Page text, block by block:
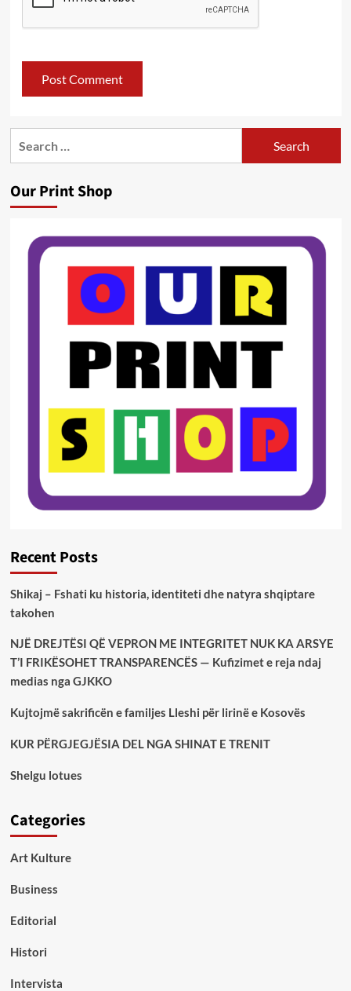
Our Print Shop
Recent Posts
Shikaj – Fshati ku historia, identiteti dhe natyra shqiptare
takohen
NJË DREJTËSI QË VEPRON ME INTEGRITET NUK KA ARSYE
T’I FRIKËSOHET TRANSPARENCËS — Kufizimet e reja ndaj
medias nga GJKKO
Kujtojmë sakrificën e familjes Lleshi për lirinë e Kosovës
KUR PËRGJEGJËSIA DEL NGA SHINAT E TRENIT
Shelgu lotues
Categories
Art Kulture
Business
Editorial
Histori
Intervista